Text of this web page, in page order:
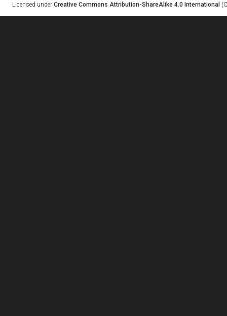
Licensed under Creative Commons Attribution-ShareAlike 4.0 International